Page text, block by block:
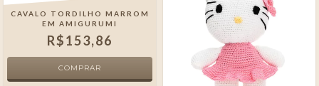
CAVALO TORDILHO MARROM
EM AMIGURUMI
R$153,86